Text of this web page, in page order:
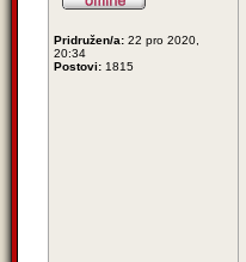
Pridružen/a: 22 pro 2020,
20:34
Postovi: 1815